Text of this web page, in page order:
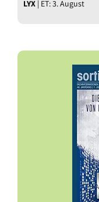
LYX | ET: 3. August